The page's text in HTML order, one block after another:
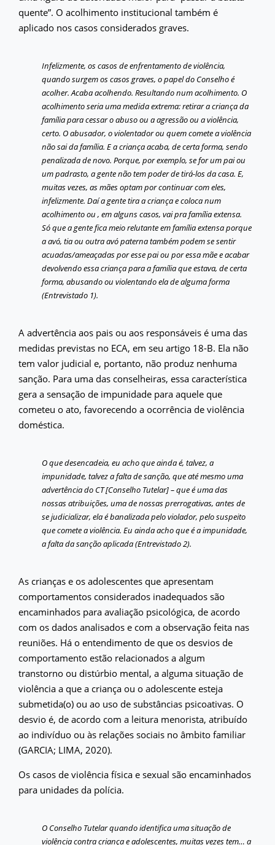
quente”. O acolhimento institucional também é
aplicado nos casos considerados graves.
Infelizmente, os casos de enfrentamento de violência,
quando surgem os casos graves, o papel do Conselho é
acolher. Acaba acolhendo. Resultando num acolhimento. O
acolhimento seria uma medida extrema: retirar a criança da
família para cessar o abuso ou a agressão ou a violência,
certo. O abusador, o violentador ou quem comete a violência
não sai da família. E a criança acaba, de certa forma, sendo
penalizada de novo. Porque, por exemplo, se for um pai ou
um padrasto, a gente não tem poder de tirá-los da casa. E,
muitas vezes, as mães optam por continuar com eles,
infelizmente. Daí a gente tira a criança e coloca num
acolhimento ou , em alguns casos, vai pra família extensa.
Só que a gente fica meio relutante em família extensa porque
a avó, tia ou outra avó paterna também podem se sentir
acuadas/ameaçadas por esse pai ou por essa mãe e acabar
devolvendo essa criança para a família que estava, de certa
forma, abusando ou violentando ela de alguma forma
(Entrevistado 1).
A advertência aos pais ou aos responsáveis é uma das
medidas previstas no ECA, em seu artigo 18-B. Ela não
tem valor judicial e, portanto, não produz nenhuma
sanção. Para uma das conselheiras, essa característica
gera a sensação de impunidade para aquele que
cometeu o ato, favorecendo a ocorrência de violência
doméstica.
O que desencadeia, eu acho que ainda é, talvez, a
impunidade, talvez a falta de sanção, que até mesmo uma
advertência do CT [Conselho Tutelar] – que é uma das
nossas atribuições, uma de nossas prerrogativas, antes de
se judicializar, ela é banalizada pelo violador, pelo suspeito
que comete a violência. Eu ainda acho que é a impunidade,
a falta da sanção aplicada (Entrevistado 2).
As crianças e os adolescentes que apresentam
comportamentos considerados inadequados são
encaminhados para avaliação psicológica, de acordo
com os dados analisados e com a observação feita nas
reuniões. Há o entendimento de que os desvios de
comportamento estão relacionados a algum
transtorno ou distúrbio mental, a alguma situação de
violência a que a criança ou o adolescente esteja
submetida(o) ou ao uso de substâncias psicoativas. O
desvio é, de acordo com a leitura menorista, atribuído
ao indivíduo ou às relações sociais no âmbito familiar
(GARCIA; LIMA, 2020).
Os casos de violência física e sexual são encaminhados
para unidades da polícia.
O Conselho Tutelar quando identifica uma situação de
violência contra criança e adolescentes, muitas vezes tem… a